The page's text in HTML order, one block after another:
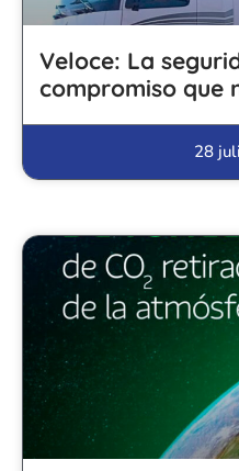
Veloce: La
compromiso que
28